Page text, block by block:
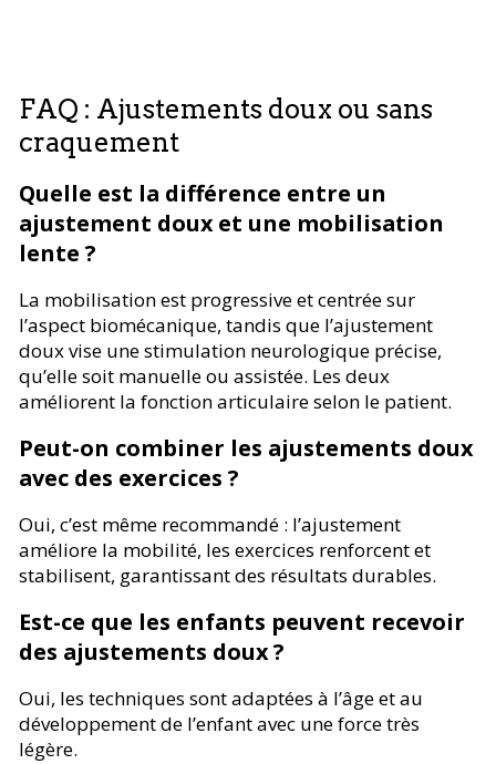
FAQ : Ajustements doux ou sans
craquement
Quelle est la différence entre un
ajustement doux et une mobilisation
lente ?
La mobilisation est progressive et centrée sur
l’aspect biomécanique, tandis que l’ajustement
doux vise une stimulation neurologique précise,
qu’elle soit manuelle ou assistée. Les deux
améliorent la fonction articulaire selon le patient.
Peut-on combiner les ajustements doux
avec des exercices ?
Oui, c’est même recommandé : l’ajustement
améliore la mobilité, les exercices renforcent et
stabilisent, garantissant des résultats durables.
Est-ce que les enfants peuvent recevoir
des ajustements doux ?
Oui, les techniques sont adaptées à l’âge et au
développement de l’enfant avec une force très
légère.